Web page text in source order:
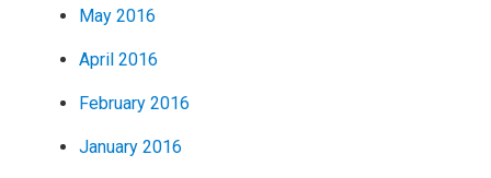
May 2016
April 2016
February 2016
January 2016